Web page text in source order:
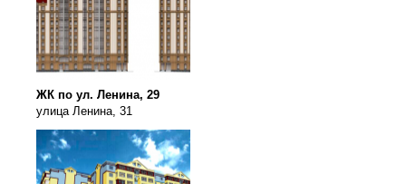
ЖК по ул. Ленина, 29
улица Ленина, 31